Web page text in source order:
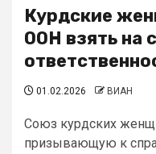
Курдские
ООН взять на
01.02.2026 ВИАН
Союз курдских
призывающую к